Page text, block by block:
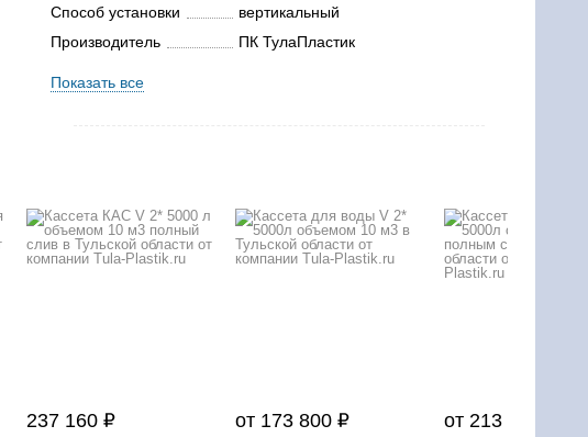
Способ установки
вертикальный
Производитель
ПК ТулаПластик
Показать все
237 160 ₽ от 173 800 ₽ от 213 300 ₽